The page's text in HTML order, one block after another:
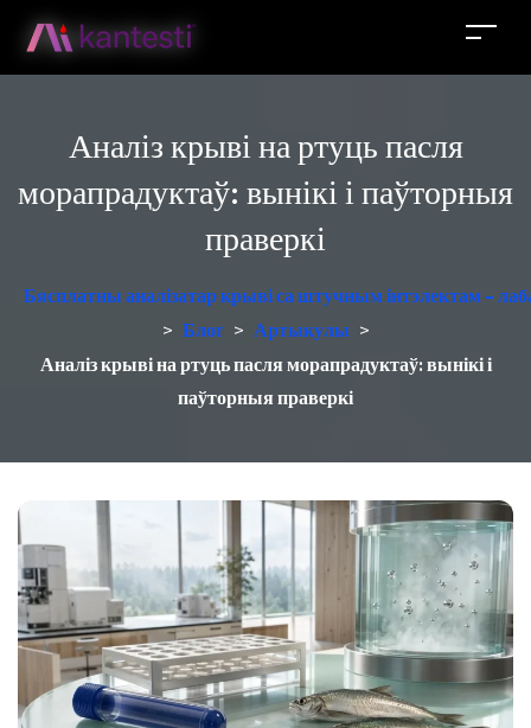
Аналіз крыві на ртуць пасля
морапрадуктаў: вынікі і паўторныя
праверкі
Бясплатны аналізатар крыві са штучным інтэлектам -
> Блог > Артыкулы >
Аналіз крыві на ртуць пасля морапрадуктаў: вынікі і
паўторныя праверкі